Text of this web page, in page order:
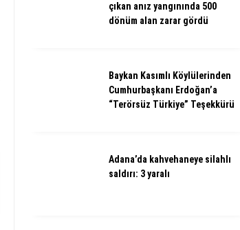
çıkan anız yangınında 500
dönüm alan zarar gördü
Baykan Kasımlı Köylülerinden
Cumhurbaşkanı Erdoğan’a
“Terörsüz Türkiye” Teşekkürü
Adana’da kahvehaneye silahlı
saldırı: 3 yaralı